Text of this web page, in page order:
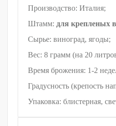
Производство: Италия;
Штамм: для крепленых
Сырье: виноград, ягоды;
Вес: 8 грамм (на 20
Время брожения: 1-2
Градусность (крепость
Упаковка: блистерная,